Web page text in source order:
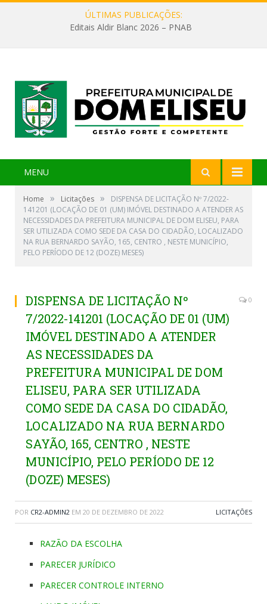
ÚLTIMAS PUBLICAÇÕES:
Editais Aldir Blanc 2026 – PNAB
MENU
Home » Licitações »
DISPENSA DE LICITAÇÃO Nº 7/2022-
141201 (LOCAÇÃO DE 01 (UM) IMÓVEL DESTINADO A ATENDER AS
NECESSIDADES DA PREFEITURA MUNICIPAL DE DOM ELISEU, PARA
SER UTILIZADA COMO SEDE DA CASA DO CIDADÃO, LOCALIZADO
NA RUA BERNARDO SAYÃO, 165, CENTRO , NESTE MUNICÍPIO,
PELO PERÍODO DE 12 (DOZE) MESES)
DISPENSA DE LICITAÇÃO Nº
7/2022-141201 (LOCAÇÃO DE 01 (UM)
IMÓVEL DESTINADO A ATENDER
AS NECESSIDADES DA
PREFEITURA MUNICIPAL DE DOM
ELISEU, PARA SER UTILIZADA
COMO SEDE DA CASA DO CIDADÃO,
LOCALIZADO NA RUA BERNARDO
SAYÃO, 165, CENTRO , NESTE
MUNICÍPIO, PELO PERÍODO DE 12
(DOZE) MESES)
0
POR CR2-ADMIN2 EM 20 DE DEZEMBRO DE 2022 LICITAÇÕES
RAZÃO DA ESCOLHA
PARECER JURÍDICO
PARECER CONTROLE INTERNO